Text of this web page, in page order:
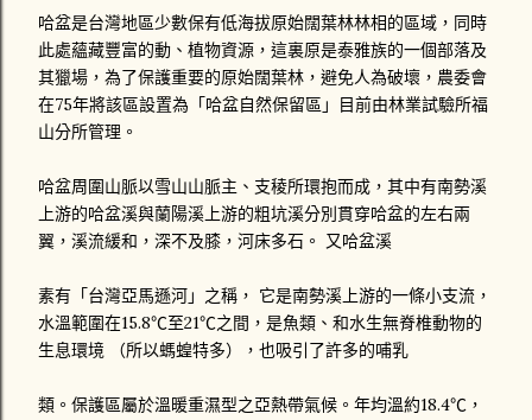
哈盆是台灣地區少數保有低海拔原始闊葉林林相的區域，同時
此處蘊藏豐富的動、植物資源，這裏原是泰雅族的一個部落及
其獵場，為了保護重要的原始闊葉林，避免人為破壞，農委會
在75年將該區設置為「哈盆自然保留區」目前由林業試驗所福
山分所管理。
哈盆周圍山脈以雪山山脈主、支稜所環抱而成，其中有南勢溪
上游的哈盆溪與蘭陽溪上游的粗坑溪分別貫穿哈盆的左右兩
翼，溪流緩和，深不及膝，河床多石。 又哈盆溪
素有「台灣亞馬遜河」之稱， 它是南勢溪上游的一條小支流，
水溫範圍在15.8℃至21℃之間，是魚類、和水生無脊椎動物的
生息環境 （所以螞蝗特多），也吸引了許多的哺乳
類。保護區屬於溫暖重濕型之亞熱帶氣候。年均溫約18.4℃，